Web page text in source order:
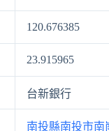
120.676385
23.915965
台新銀行
南投縣南投市南